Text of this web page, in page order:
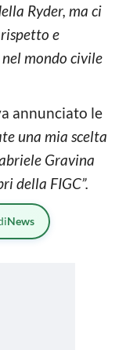
Ryder, ma ci
e
mondo civile
annunciato le
una mia scelta
Gravina
della FIGC”.
News